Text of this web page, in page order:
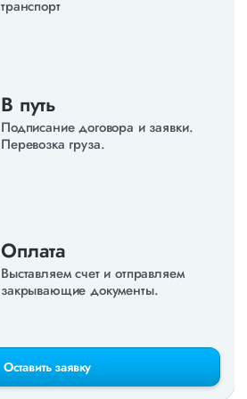
транспорт
В путь
Подписание договора и заявки.
Перевозка груза.
Оплата
Выставляем счет и отправляем
закрывающие документы.
Оставить заявку